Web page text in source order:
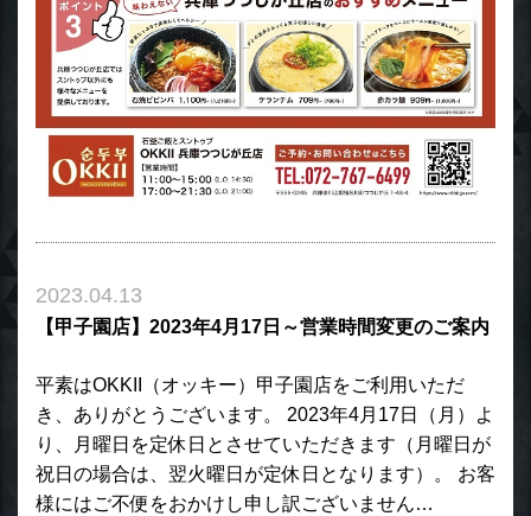
2023.04.13
【甲子園店】2023年4月17日～営業時間変更のご案内
平素はOKKII（オッキー）甲子園店をご利用いただ
き、ありがとうございます。 2023年4月17日（月）よ
り、月曜日を定休日とさせていただきます（月曜日が
祝日の場合は、翌火曜日が定休日となります）。 お客
様にはご不便をおかけし申し訳ございません…